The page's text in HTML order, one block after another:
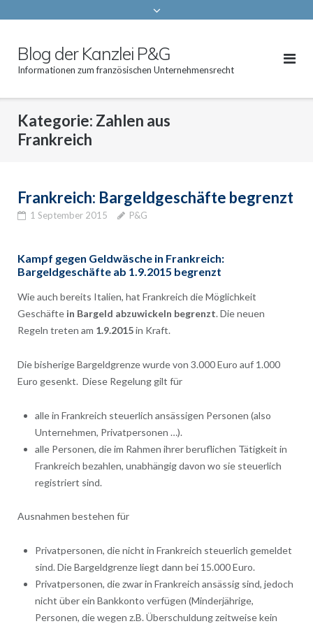
Blog der Kanzlei P&G
Informationen zum französischen Unternehmensrecht
Kategorie: Zahlen aus
Frankreich
Frankreich: Bargeldgeschäfte begrenzt
1 September 2015 P&G
Kampf gegen Geldwäsche in Frankreich:
Bargeldgeschäfte ab 1.9.2015 begrenzt
Wie auch bereits Italien, hat Frankreich die Möglichkeit
Geschäfte in Bargeld abzuwickeln begrenzt. Die neuen
Regeln treten am 1.9.2015in Kraft.
Die bisherige Bargeldgrenze wurde von 3.000 Euro auf 1.000
Euro gesenkt. Diese Regelung gilt für
alle in Frankreich steuerlich ansässigen Personen (also
Unternehmen, Privatpersonen …).
alle Personen, die im Rahmen ihrer beruflichen Tätigkeit in
Frankreich bezahlen, unabhängig davon wo sie steuerlich
registriert sind.
Ausnahmen bestehen für
Privatpersonen, die nicht in Frankreich steuerlich gemeldet
sind. Die Bargeldgrenze liegt dann bei 15.000 Euro.
Privatpersonen, die zwar in Frankreich ansässig sind, jedoch
nicht über ein Bankkonto verfügen (Minderjährige,
Personen, die wegen z.B. Überschuldung zeitweise kein